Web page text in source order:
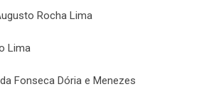
Rocha Lima
Lima
Fonseca Dória e Menezes